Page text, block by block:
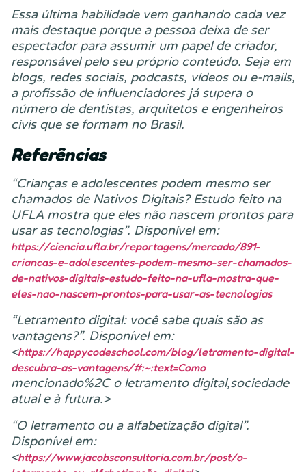
Essa última habilidade vem ganhando cada vez
mais destaque porque a pessoa deixa de ser
espectador para assumir um papel de criador,
responsável pelo seu próprio conteúdo. Seja em
blogs, redes sociais, podcasts, vídeos ou e-mails,
a profissão de influenciadores já supera o
número de dentistas, arquitetos e engenheiros
civis que se formam no Brasil.
Referências
“Crianças e adolescentes podem mesmo ser
chamados de Nativos Digitais? Estudo feito na
UFLA mostra que eles não nascem prontos para
usar as tecnologias”. Disponível em:
https://ciencia.ufla.br/reportagens/mercado/891-
criancas-e-adolescentes-podem-mesmo-ser-chamados-
de-nativos-digitais-estudo-feito-na-ufla-mostra-que-
eles-nao-nascem-prontos-para-usar-as-tecnologias
“Letramento digital: você sabe quais são as
vantagens?”. Disponível em:
<https://happycodeschool.com/blog/letramento-digital-
descubra-as-vantagens/#:~:text=Como
mencionado%2C o letramento digital,sociedade
atual e à futura.>
“O letramento ou a alfabetização digital”.
Disponível em:
<https://www.jacobsconsultoria.com.br/post/o-